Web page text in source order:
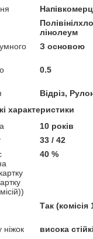
лінолеум
З основою
0.5
Відріз,
характеристики
10 років
33 / 42
40 %
Так (комісія
ніжок
висока